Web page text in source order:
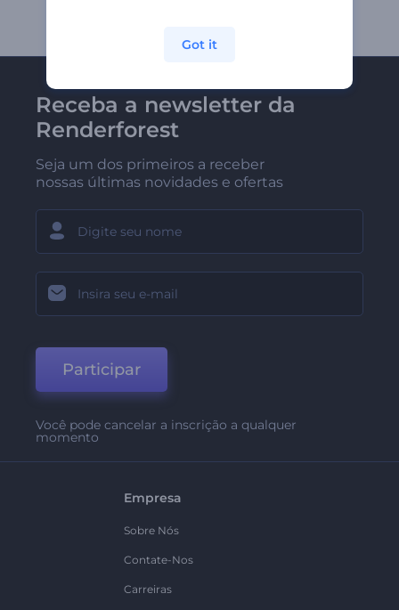
Receba a newsletter da
Renderforest
Seja um dos primeiros a receber
nossas últimas novidades e ofertas
Participar
Você pode cancelar a inscrição a qualquer
momento
Empresa
Sobre Nós
Contate-Nos
Carreiras
Got it